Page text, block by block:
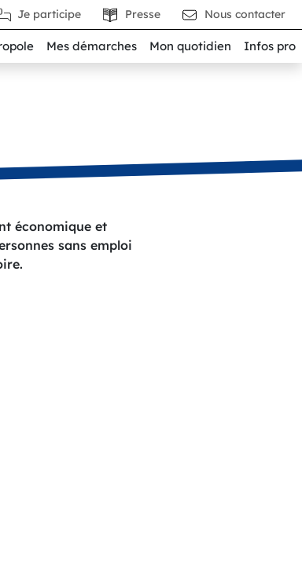
Je participe Presse Nous contacter
Mes démarches Mon quotidien Infos pro
économique et
sans emploi